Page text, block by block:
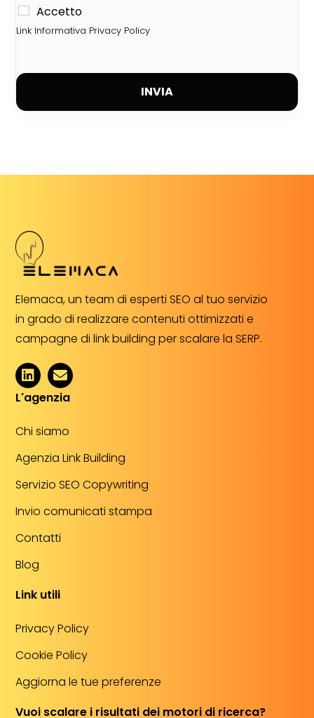
Accetto
Link Informativa Privacy Policy
INVIA
Elemaca, un team di esperti SEO al tuo servizio
in grado di realizzare contenuti ottimizzati e
campagne di link building per scalare la SERP.
L'agenzia
Chi siamo
Agenzia Link Building
Servizio SEO Copywriting
Invio comunicati stampa
Contatti
Blog
Link utili
Privacy Policy
Cookie Policy
Aggiorna le tue preferenze
Vuoi scalare i risultati dei motori di ricerca?